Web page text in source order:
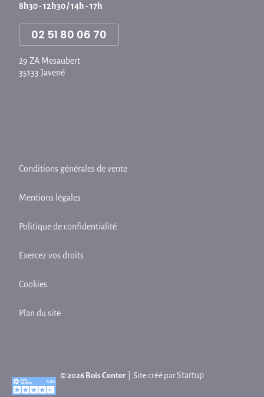
8h30 - 12h30 / 14h - 17h
02 51 80 06 70
29 ZA Mesaubert
35133 Javené
© 2026 Bois Center | Site créé parStartup
Conditions générales de vente
Mentions légales
Politique de confidentialité
Exercez vos droits
Cookies
Plan du site